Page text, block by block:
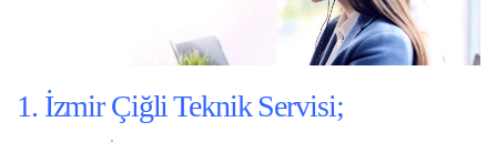
1. İzmir Çiğli Teknik Servisi;